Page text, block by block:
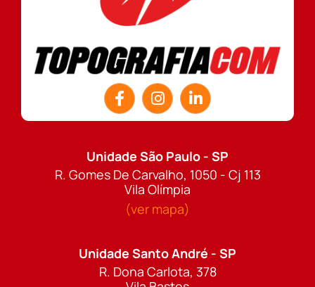
Unidade São Paulo - SP
R. Gomes De Carvalho, 1050 - Cj 113
Vila Olímpia
(ver mapa)
Unidade Santo André - SP
R. Dona Carlota, 378